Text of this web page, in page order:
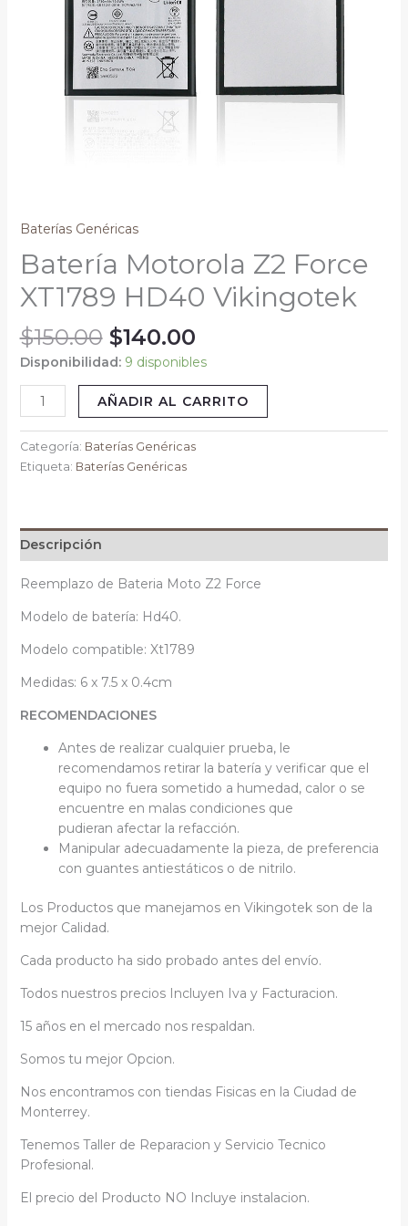
Baterías Genéricas
Batería Motorola Z2 Force
XT1789 HD40 Vikingotek
$150.00 $140.00
Disponibilidad: 9 disponibles
AÑADIR AL CARRITO
Categoría: Baterías Genéricas
Etiqueta: Baterías Genéricas
Descripción
Reemplazo de Bateria Moto Z2 Force
Modelo de batería: Hd40.
Modelo compatible: Xt1789
Medidas: 6 x 7.5 x 0.4cm
RECOMENDACIONES
Antes de realizar cualquier prueba, le
recomendamos retirar la batería y verificar que el
equipo no fuera sometido a humedad, calor o se
encuentre en malas condiciones que
pudieran afectar la refacción.
Manipular adecuadamente la pieza, de preferencia
con guantes antiestáticos o de nitrilo.
Los Productos que manejamos en Vikingotek son de la
mejor Calidad.
Cada producto ha sido probado antes del envío.
Todos nuestros precios Incluyen Iva y Facturacion.
15 años en el mercado nos respaldan.
Somos tu mejor Opcion.
Nos encontramos con tiendas Fisicas en la Ciudad de
Monterrey.
Tenemos Taller de Reparacion y Servicio Tecnico
Profesional.
El precio del Producto NO Incluye instalacion.